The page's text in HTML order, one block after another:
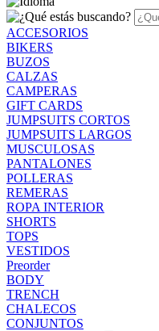
ACCESORIOS
BIKERS
BUZOS
CALZAS
CAMPERAS
GIFT CARDS
JUMPSUITS CORTOS
JUMPSUITS LARGOS
MUSCULOSAS
PANTALONES
POLLERAS
REMERAS
ROPA INTERIOR
SHORTS
TOPS
VESTIDOS
Preorder
BODY
TRENCH
CHALECOS
CONJUNTOS